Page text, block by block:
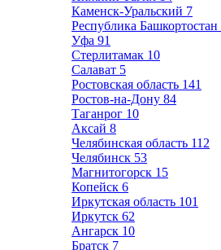
Каменск-Уральский 7
Республика Башкортостан
Уфа 91
Стерлитамак 10
Салават 5
Ростовская область 141
Ростов-на-Дону 84
Таганрог 10
Аксай 8
Челябинская область 112
Челябинск 53
Магнитогорск 15
Копейск 6
Иркутская область 101
Иркутск 62
Ангарск 10
Братск 7